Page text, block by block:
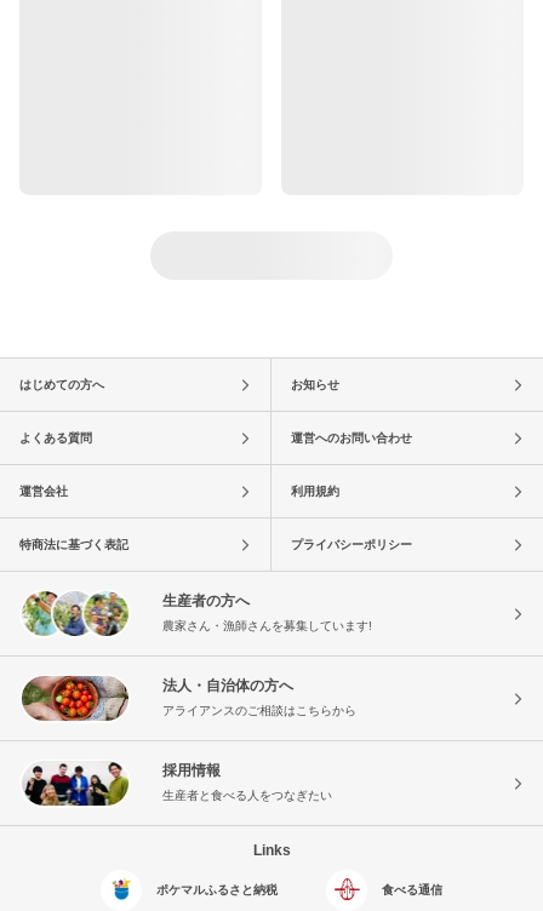
はじめての方へ お知らせ
よくある質問 運営へのお問い合わせ
運営会社 利用規約
特商法に基づく表記 プライバシーポリシー
生産者の方へ
農家さん・漁師さんを募集しています!
法人・自治体の方へ
アライアンスのご相談はこちらから
採用情報
生産者と食べる人をつなぎたい
Links
ポケマルふるさと納税 食べる通信